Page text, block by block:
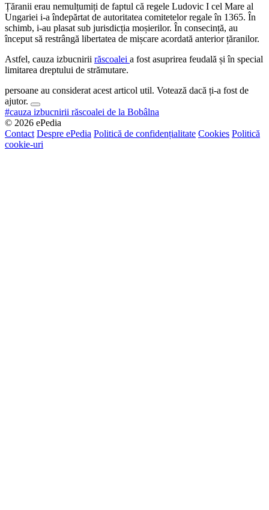
Țăranii erau nemulțumiți de faptul că regele Ludovic I cel Mare al
Ungariei i-a îndepărtat de autoritatea comitetelor regale în 1365. În
schimb, i-au plasat sub jurisdicția moșierilor. În consecință, au
început să restrângă libertatea de mișcare acordată anterior țăranilor.
Astfel, cauza izbucnirii răscoalei a fost asuprirea feudală și în special
limitarea dreptului de strămutare.
persoane au considerat acest articol util. Votează dacă ți-a fost de
ajutor.
#cauza izbucnirii răscoalei de la Bobâlna
© 2026 ePedia
Contact Despre ePedia Politică de confidențialitate Cookies Politică
cookie-uri